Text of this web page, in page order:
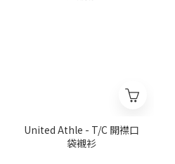
United Athle - T/C 開襟口
袋襯衫